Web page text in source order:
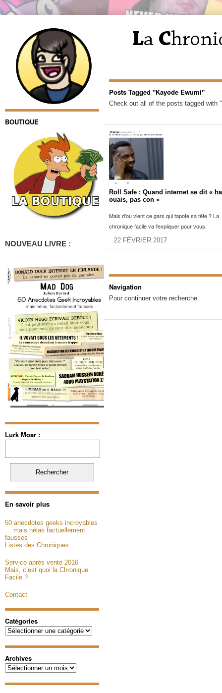
BOUTIQUE
NOUVEAU LIVRE :
Lurk Moar :
En savoir plus
50 anecdotes geeks incroyables
… mais hélas factuellement
fausses
Listes des Chroniques
Service après vente 2016
Mais, c’est quoi la Chronique
Facile ?
Contact
Catégories
Catégories
Archives
Archives
Posts Tagged "Kayode Ewumi"
Check out all of the posts tagged with
Roll Safe : Quand internet se dit « ha
ouais, pas con »
Mais d’où vient ce gars qui tapote sa tête ? La
chronique facile va l’expliquer pour vous.
22 FÉVRIER 2017
Navigation
Pour continuer votre recherche.